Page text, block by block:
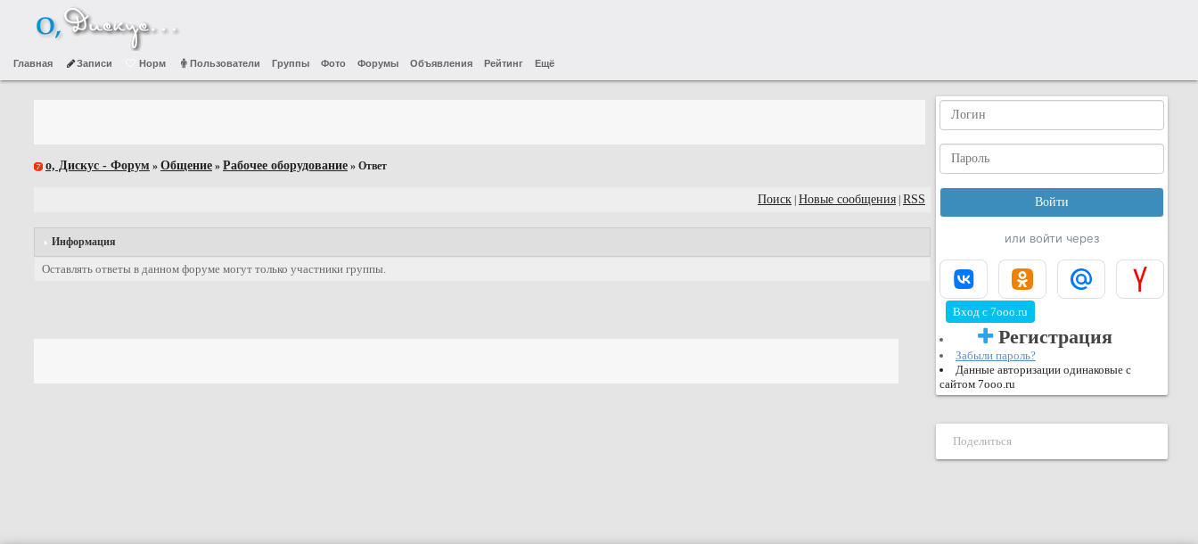
Главная Записи Норм Пользователи Группы Фото Форумы Объявления Рейтинг Ещё
о, Дискус - Форум » Общение » Рабочее оборудование » Ответ
Поиск Новые сообщения RSS
Информация
Оставлять ответы в данном форуме могут только участники группы.
или войти через
Вход с 7ooo.ru
Регистрация
Забыли пароль?
Данные авторизации одинаковые с
сайтом 7ooo.ru
Поделиться